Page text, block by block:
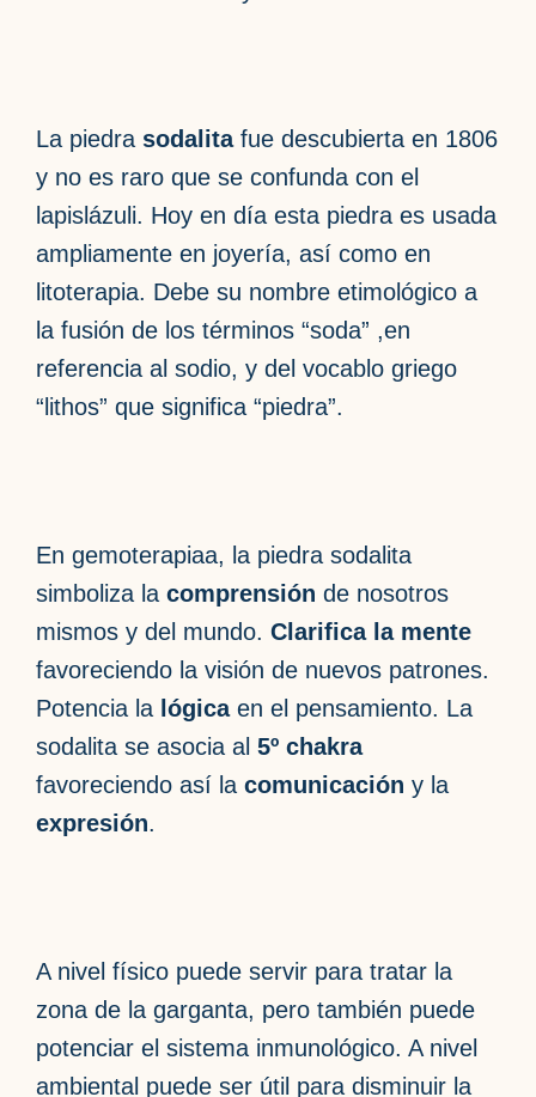
La piedra sodalitafue descubierta en 1806
y no es raro que se confunda con el
lapislázuli. Hoy en día esta piedra es usada
ampliamente en joyería, así como en
litoterapia. Debe su nombre etimológico a
la fusión de los términos “soda” ,en
referencia al sodio, y del vocablo griego
“lithos” que significa “piedra”.
En gemoterapiaa, la piedra sodalita
simboliza la comprensión de nosotros
mismos y del mundo. Clarifica la mente
favoreciendo la visión de nuevos patrones.
Potencia la lógicaen el pensamiento. La
sodalita se asocia al 5º chakra
favoreciendo así la comunicación y la
expresión.
A nivel físico puede servir para tratar la
zona de la garganta, pero también puede
potenciar el sistema inmunológico. A nivel
ambiental puede ser útil para disminuir la